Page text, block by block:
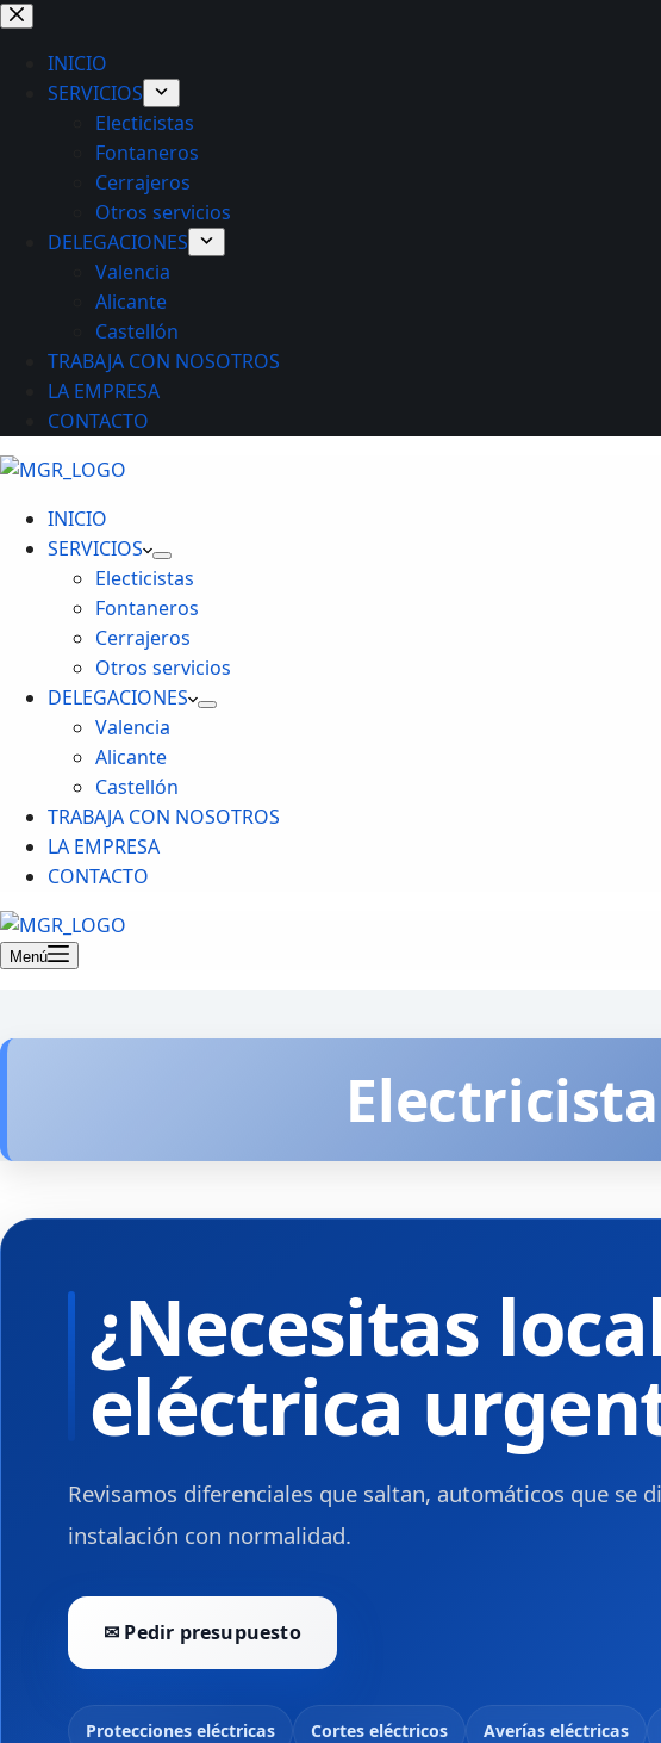
Saltar
contenido
INICIO
SERVICIOS
Electicistas
Fontaneros
Cerrajeros
Otros servicios
DELEGACIONES
Valencia
Alicante
Castellón
TRABAJA CON NOSOTROS
LA EMPRESA
CONTACTO
INICIO
SERVICIOS
Electicistas
Fontaneros
Cerrajeros
Otros servicios
DELEGACIONES
Valencia
Alicante
Castellón
TRABAJA CON NOSOTROS
LA EMPRESA
CONTACTO
Menú
¿Necesitas
eléctrica
Revisamos diferenciales que saltan, automáticos que se
instalación con normalidad.
✉ Pedir presupuesto
Protecciones eléctricas Cortes eléctricos Averías eléctricas